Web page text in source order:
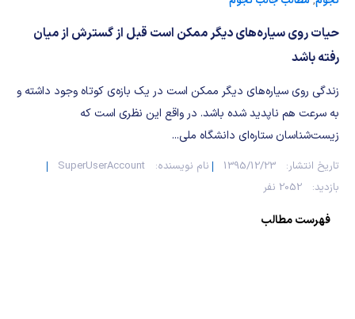
حیات روی سیاره‌های دیگر ممکن است قبل از گسترش از میان
رفته باشد
زندگی روی سیاره‌های دیگر ممکن است در یک بازه‌ی کوتاه وجود داشته و
به سرعت هم ناپدید شده باشد. در واقع این نظری است که
زیست‌شناسان ستاره‌ای دانشگاه ملی...
تاریخ انتشار: 1395/12/23 نام نویسنده:
SuperUserAccount
بازدید:
2052 نفر
فهرست مطالب
صلاح های شیمیایی
مطالب جالب شیمی
بمب های شیمیایی
شیمی عمومی
روانپزشکی
طب سنتی
گیاهان دارویی